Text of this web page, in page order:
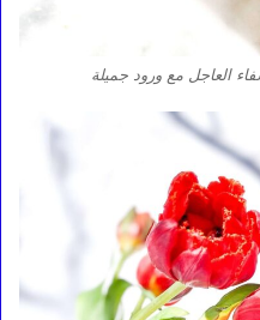
العاجل مع ورود جميلة